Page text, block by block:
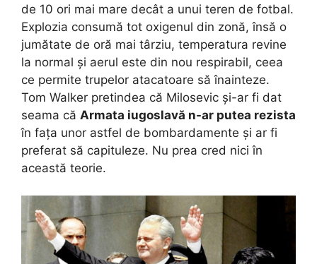
de 10 ori mai mare decât a unui teren de fotbal.
Explozia consumă tot oxigenul din zonă, însă o
jumătate de oră mai târziu, temperatura revine
la normal și aerul este din nou respirabil, ceea
ce permite trupelor atacatoare să înainteze.
Tom Walker pretindea că Milosevic și-ar fi dat
seama că Armata iugoslavă n-ar putea rezista
în fața unor astfel de bombardamente și ar fi
preferat să capituleze. Nu prea cred nici în
această teorie.